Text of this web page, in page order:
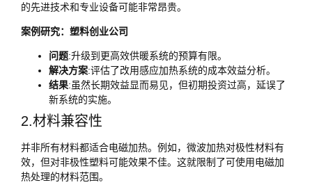
的先进技术和专业设备可能非常昂贵。
案例研究：塑料创业公司
问题:升级到更高效供暖系统的预算有限。
解决方案:评估了改用感应加热系统的成本效益分析。
结果:虽然长期效益显而易见，但初期投资过高，延误了
新系统的实施。
2.材料兼容性
并非所有材料都适合电磁加热。例如，微波加热对极性材料有
效，但对非极性塑料可能效果不佳。这就限制了可使用电磁加
热处理的材料范围。